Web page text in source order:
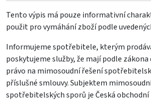
Tento výpis má pouze informativní
použit pro vymáhání zboží podle
Informujeme spotřebitele, kterým
poskytujeme služby, že mají podle zákona
právo na mimosoudní řešení
příslušné smlouvy. Subjektem
spotřebitelských sporů je Česká obchodní